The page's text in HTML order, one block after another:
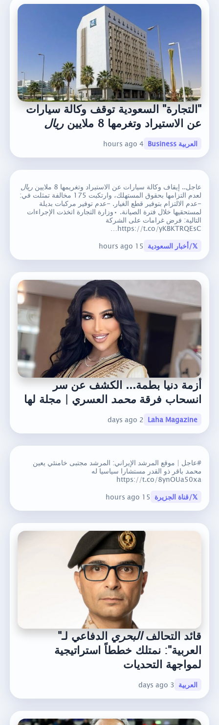
"التجارة" السعودية توقف وكالة سيارات
عن الاستيراد وتغرمها 8 ملايين
ريال
العربية Business 4 hours ago
عاجل.. إيقاف وكالة سيارات عن الاستيراد وتغريمها 8 ملايين
ريال
لعدم التزامها بحقوق المستهلك، وارتكبت 175 مخالفة تمثلت في:
-عدم الالتزام بتوفير قطع الغيار. -عدم توفير مركبات بديلة
لمستحقيها خلال فترة الصيانة. •وزارة التجارة اتخذت الإجراءات
التالية: فرض غرامات على الشركة
https://t.co/yKBKTRQEsC…
𝕏/أخبار السعودية 15 hours ago
أزمة دنيا بطمة... الكشف عن سر
انسحاب فرقة محمد العسري | مجلة لها
Laha Magazine
2 days ago
#عاجل | موقع المرشد الإيراني: المرشد مجتبى خامنئي يعين
محمد باقر ذو القدر مستشارا سياسيا له
https://t.co/8ynOUa50xa
𝕏/قناة الجزيرة 15 hours ago
قائد التحالفالبحريالدفاعي لـ"
العربية": نمتلك خططاً استراتيجية
لمواجهة التحديات
العربية 3 days ago